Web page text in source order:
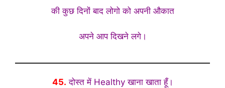
की कुछ दिनों बाद लोगो को अपनी औकात
अपने आप दिखने लगे।
45. दोस्त में Healthy खाना खाता हूँ।